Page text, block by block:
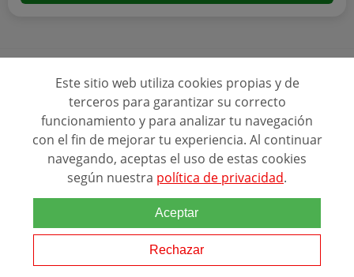
Ver más programas
Ranking Relacionado
Este sitio web utiliza cookies propias y de
terceros para garantizar su correcto
funcionamiento y para analizar tu navegación
con el fin de mejorar tu experiencia. Al continuar
navegando, aceptas el uso de estas cookies
según nuestra política de privacidad.
Aceptar
Rechazar